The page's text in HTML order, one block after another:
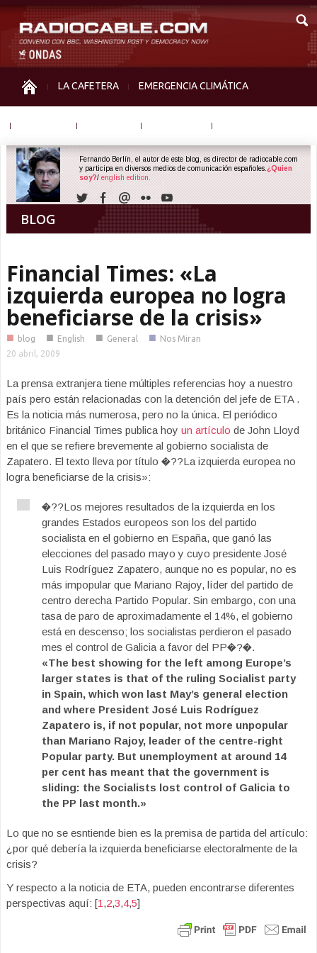
LA CAFETERA EMERGENCIA CLIMÁTICA
BLOG
Fernando Berlín, el autor de este blog, es director de radiocable.com
y participa en diversos medios de comunicación españoles. ¿Quien
soy?/ english edition.
Financial Times: «La
izquierda europea no logra
beneficiarse de la crisis»
■ blog ■ English ■ General ■ Nos Miran
20 abril, 2009
La prensa extranjera tiene múltiples referencias hoy a nuestro
país pero están relacionadas con la detención del jefe de ETA .
Es la noticia más numerosa, pero no la única. El periódico
británico Financial Times publica hoy un artículo de John Lloyd
en el que se refiere brevemente al gobierno socialista de
Zapatero. El texto lleva por título �??La izquierda europea no
logra beneficiarse de la crisis»:
�??Los mejores resultados de la izquierda en los
grandes Estados europeos son los del partido
socialista en el gobierno en España, que ganó las
elecciones del pasado mayo y cuyo presidente José
Luis Rodríguez Zapatero, aunque no es popular, no es
más impopular que Mariano Rajoy, líder del partido de
centro derecha Partido Popular. Sin embargo, con una
tasa de paro de aproximadamente el 14%, el gobierno
está en descenso; los socialistas perdieron el pasado
mes el control de Galicia a favor del PP�?�.
«The best showing for the left among Europe’s
larger states is that of the ruling Socialist party
in Spain, which won last May’s general election
and where President José Luis Rodríguez
Zapatero is, if not popular, not more unpopular
than Mariano Rajoy, leader of the centre-right
Popular party. But unemployment at around 14
per cent has meant that the government is
sliding: the Socialists lost control of Galicia to
the PP last month.»
Lo que no se esntiende bien es la premisa de partida del artículo:
¿por qué debería la izquierda beneficiarse electoralmente de la
crisis?
Y respecto a la noticia de ETA, pueden encontrarse diferentes
perspectivas aquí: [1 ,2,3,4,5]